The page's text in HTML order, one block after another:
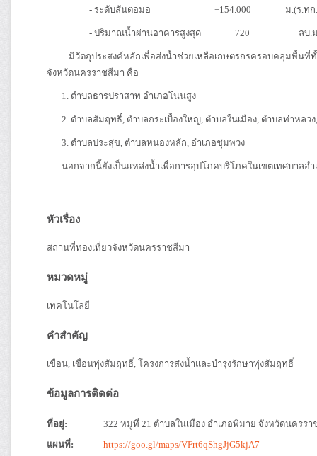
- ระดับสันตอม่อ +154.000 ม.(ร.ทก
- ปริมาณน้ำผ่านอาคารสูงสุด 720 ลบ.ม./
มีวัตถุประสงค์หลักเพื่อส่งน้ำช่วยเหลือเกษตรกรครอบคลุมพื้นที่ทั้
จังหวัดนครราชสีมา คือ
1. ตำบลธารปราสาท อำเภอโนนสูง
2. ตำบลสัมฤทธิ์, ตำบลกระเบื้องใหญ่, ตำบลในเมือง, ตำบลท่าหลว
3. ตำบลประสุข, ตำบลหนองหลัก, อำเภอชุมพวง
นอกจากนี้ยังเป็นแหล่งน้ำเพื่อการอุปโภคบริโภคในเขตเทศบาลอ
หัวเรื่อง
สถานที่ท่องเที่ยวจังหวัดนครราชสีมา
หมวดหมู่
เทคโนโลยี
คำสำคัญ
เขื่อน, เขื่อนทุ่งสัมฤทธิ์, โครงการส่งน้ำและบำรุงรักษาทุ่งสัมฤทธิ์
ข้อมูลการติดต่อ
ที่อยู่:
322 หมู่ที่ 21 ตำบลในเมือง อำเภอพิมาย จังหวัดนครรา
แผนที่:
https://goo.gl/maps/VFrt6qShgJjG5kjA7